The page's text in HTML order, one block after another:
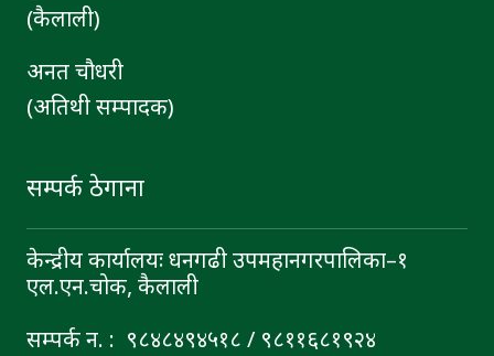
(कैलाली)
अनत चौधरी
(अतिथी सम्पादक)
सम्पर्क ठेगाना
केन्द्रीय कार्यालयः धनगढी उपमहानगरपालिका–१
एल.एन.चोक, कैलाली
सम्पर्क न. : ९८४८४९४५१८ / ९८११६८१९२४